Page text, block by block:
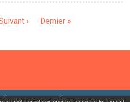
›
Dernière
Dernier »